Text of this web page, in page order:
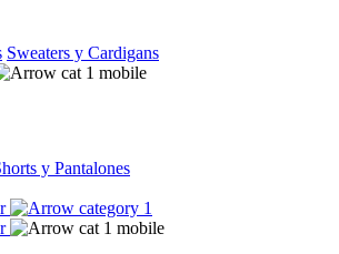
Sweaters y Cardigans
y Pantalones